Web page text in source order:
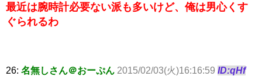
最近は腕時計必要ない派も多いけど、俺は男心くす
ぐられるわ
26: 名無しさん＠おーぷん 2015/02/03(火)16:16:59 ID:qHf